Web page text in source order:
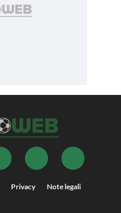
Privacy Note legali